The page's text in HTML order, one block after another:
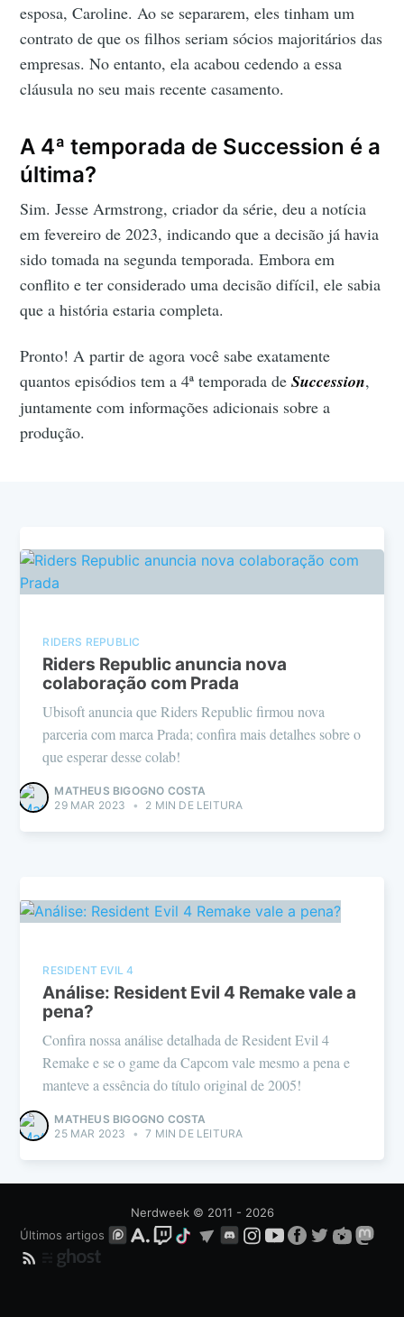
esposa, Caroline. Ao se separarem, eles tinham um
contrato de que os filhos seriam sócios majoritários das
empresas. No entanto, ela acabou cedendo a essa
cláusula no seu mais recente casamento.
A 4ª temporada de Succession é a
última?
Sim. Jesse Armstrong, criador da série, deu a notícia
em fevereiro de 2023, indicando que a decisão já havia
sido tomada na segunda temporada. Embora em
conflito e ter considerado uma decisão difícil, ele sabia
que a história estaria completa.
Pronto! A partir de agora você sabe exatamente
quantos episódios tem a 4ª temporada deSuccession,
juntamente com informações adicionais sobre a
produção.
RIDERS REPUBLIC
Riders Republic anuncia nova
colaboração com Prada
Ubisoft anuncia que Riders Republic firmou nova
parceria com marca Prada; confira mais detalhes sobre o
que esperar desse colab!
MATHEUS BIGOGNO COSTA
29 MAR 2023
• 2 MIN DE LEITURA
RESIDENT EVIL 4
Análise: Resident Evil 4 Remake vale a
pena?
Confira nossa análise detalhada de Resident Evil 4
Remake e se o game da Capcom vale mesmo a pena e
manteve a essência do título original de 2005!
MATHEUS BIGOGNO COSTA
25 MAR 2023
• 7 MIN DE LEITURA
Nerdweek© 2011 - 2026
Últimos artigos